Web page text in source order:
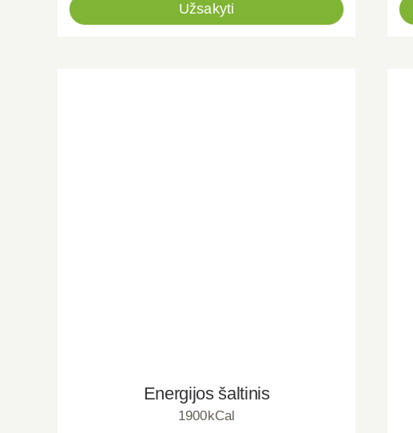
Užsakyti
Energijos šaltinis
1900kCal